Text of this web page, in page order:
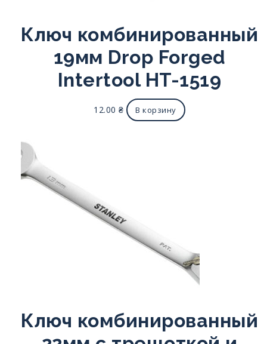
Ключ комбинированный
19мм Drop Forged
Intertool HT-1519
12.00₴ В корзину
Ключ комбинированный